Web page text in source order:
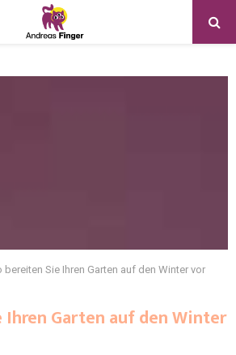
bereiten Sie Ihren Garten auf den Winter vor
Garten auf den Winter